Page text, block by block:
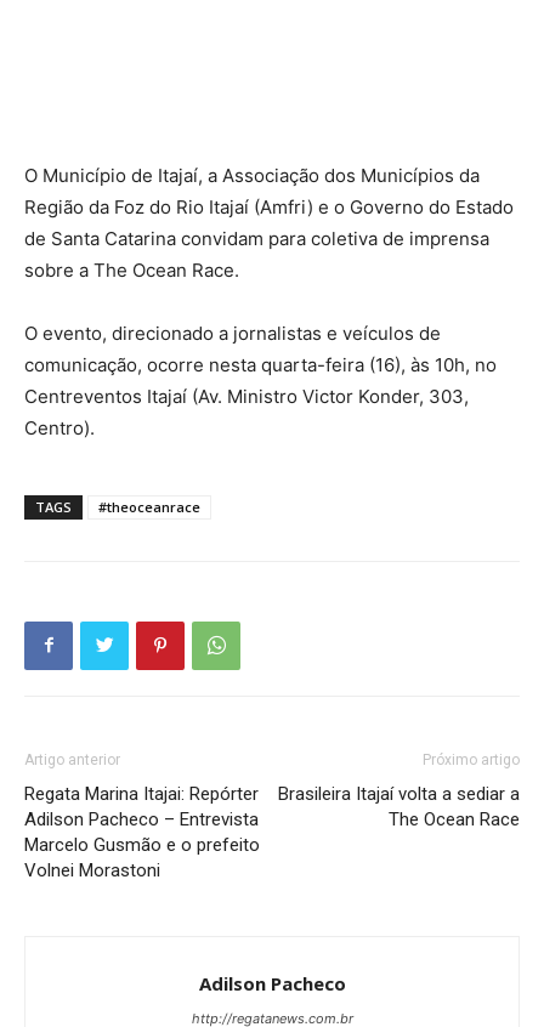
O Município de Itajaí, a Associação dos Municípios da
Região da Foz do Rio Itajaí (Amfri) e o Governo do Estado
de Santa Catarina convidam para coletiva de imprensa
sobre a The Ocean Race.
O evento, direcionado a jornalistas e veículos de
comunicação, ocorre nesta quarta-feira (16), às 10h, no
Centreventos Itajaí (Av. Ministro Victor Konder, 303,
Centro).
TAGS #theoceanrace
Artigo anterior
Regata Marina Itajai: Repórter
Adilson Pacheco – Entrevista
Marcelo Gusmão e o prefeito
Volnei Morastoni
Próximo artigo
Brasileira Itajaí volta a sediar a
The Ocean Race
Adilson Pacheco
http://regatanews.com.br